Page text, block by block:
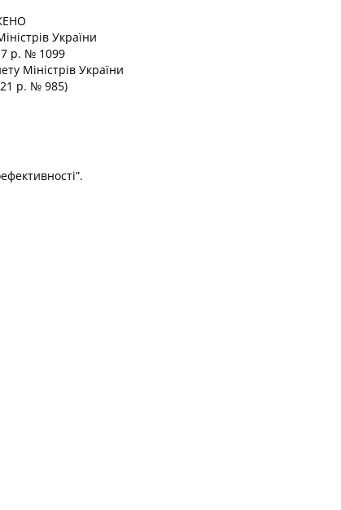
України
р. № 1099
Міністрів України
р. № 985)